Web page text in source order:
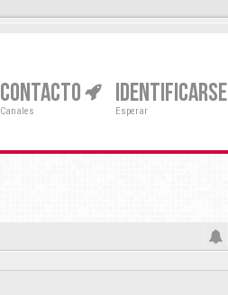
CONTACTO
Canales
IDENTIFICARSE
Esperar